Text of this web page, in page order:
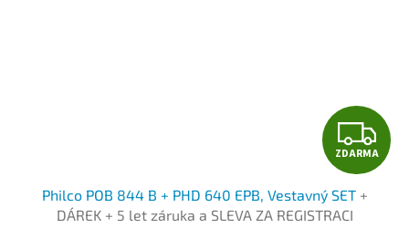
Z
D
ZDARMA
Philco POB 844 B + PHD 640 EPB, Vestavný SET +
DÁREK + 5 let záruka a SLEVA ZA REGISTRACI